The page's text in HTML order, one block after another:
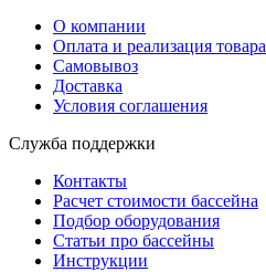
О компании
Оплата и реализация товара
Самовывоз
Доставка
Условия соглашения
Служба поддержки
Контакты
Расчет стоимости бассейна
Подбор оборудования
Статьи про бассейны
Инструкции